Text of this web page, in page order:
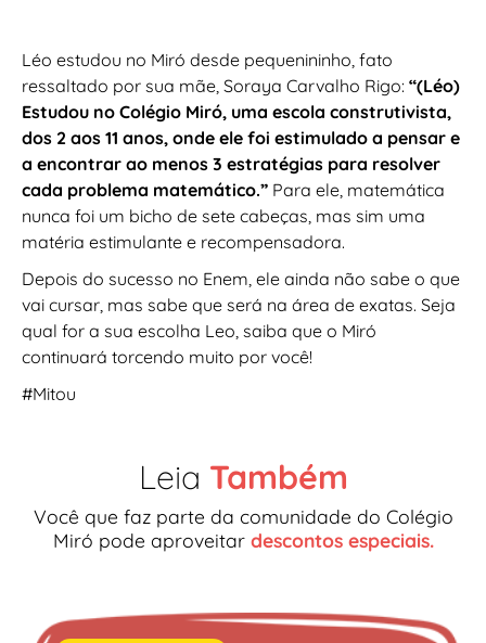
Léo estudou no Miró desde pequenininho, fato
ressaltado por sua mãe, Soraya Carvalho Rigo: “(Léo)
Estudou no Colégio Miró, uma escola construtivista,
dos 2 aos 11 anos, onde ele foi estimulado a pensar e
a encontrar ao menos 3 estratégias para resolver
cada problema matemático.” Para ele, matemática
nunca foi um bicho de sete cabeças, mas sim uma
matéria estimulante e recompensadora.
Depois do sucesso no Enem, ele ainda não sabe o que
vai cursar, mas sabe que será na área de exatas. Seja
qual for a sua escolha Leo, saiba que o Miró
continuará torcendo muito por você!
#Mitou
Leia Também
Você que faz parte da comunidade do Colégio
Miró pode aproveitar descontos especiais.